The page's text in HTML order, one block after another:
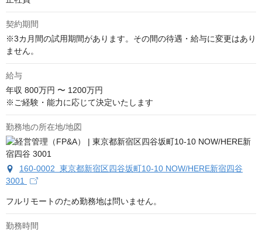
契約期間
※3カ月間の試用期間があります。その間の待遇・給与に変更はあり
ません。
給与
年収 800万円 〜 1200万円
※ご経験・能力に応じて決定いたします
勤務地の所在地/地図
160-0002 東京都新宿区四谷坂町10-10 NOW/HERE新宿四谷
3001
フルリモートのため勤務地は問いません。
勤務時間